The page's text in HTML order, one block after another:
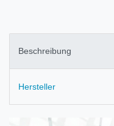
Beschreibung
Hersteller